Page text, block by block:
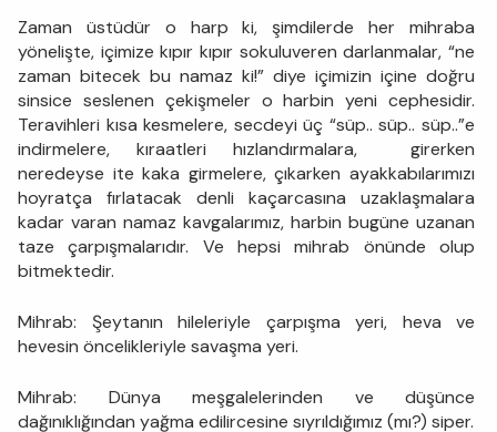
Zaman üstüdür o harp ki, şimdilerde her mihraba
yönelişte, içimize kıpır kıpır sokuluveren darlanmalar, “ne
zaman bitecek bu namaz ki!” diye içimizin içine doğru
sinsice seslenen çekişmeler o harbin yeni cephesidir.
Teravihleri kısa kesmelere, secdeyi üç “süp.. süp.. süp..”e
indirmelere, kıraatleri hızlandırmalara, girerken
neredeyse ite kaka girmelere, çıkarken ayakkabılarımızı
hoyratça fırlatacak denli kaçarcasına uzaklaşmalara
kadar varan namaz kavgalarımız, harbin bugüne uzanan
taze çarpışmalarıdır. Ve hepsi mihrab önünde olup
bitmektedir.
Mihrab: Şeytanın hileleriyle çarpışma yeri, heva ve
hevesin öncelikleriyle savaşma yeri.
Mihrab: Dünya meşgalelerinden ve düşünce
dağınıklığından yağma edilircesine sıyrıldığımız (mı?) siper.